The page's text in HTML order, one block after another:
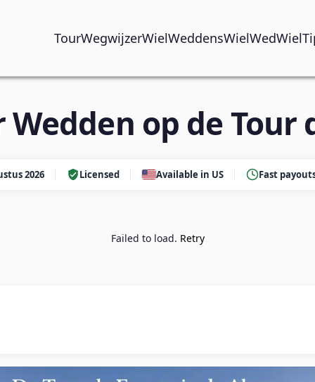
TourWegwijzerWielWeddensWielWed
Wedden op de Tour
2026 Licensed Available in US Fast
Failed to load. Retry